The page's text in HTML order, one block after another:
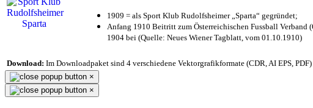
1909 = als Sport Klub Rudolfsheimer „Sparta“ gegründet;
Anfang 1910 Beitritt zum Österreichischen Fussball Verband
1904 bei (Quelle: Neues Wiener Tagblatt, vom 01.10.1910)
Download: Im Downloadpaket sind 4 verschiedene Vektorgrafikformate (CDR, AI EPS,
×
×